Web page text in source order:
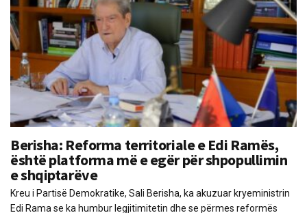
Berisha: Reforma territoriale e Edi Ramës,
është platforma më e egër për shpopullimin
e shqiptarëve
Kreu i Partisë Demokratike, Sali Berisha, ka akuzuar kryeministrin
Edi Rama se ka humbur legjitimitetin dhe se përmes reformës